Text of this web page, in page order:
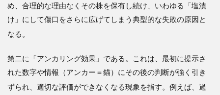
め、合理的な理由なくその株を保有し続け、いわゆる「塩漬
け」にして傷口をさらに広げてしまう典型的な失敗の原因と
なる 。
第二に「アンカリング効果」である。これは、最初に提示さ
れた数字や情報（アンカー＝錨）にその後の判断が強く引き
ずられ、適切な評価ができなくなる現象を指す。例えば、過